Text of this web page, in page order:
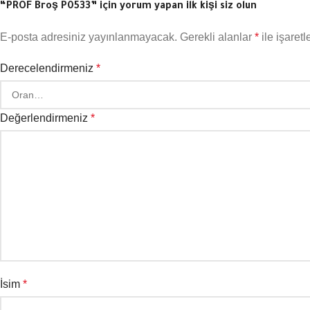
“PROF Broş P0533” için yorum yapan ilk kişi siz olun
E-posta adresiniz yayınlanmayacak. Gerekli alanlar * ile
Derecelendirmeniz *
Değerlendirmeniz *
İsim *